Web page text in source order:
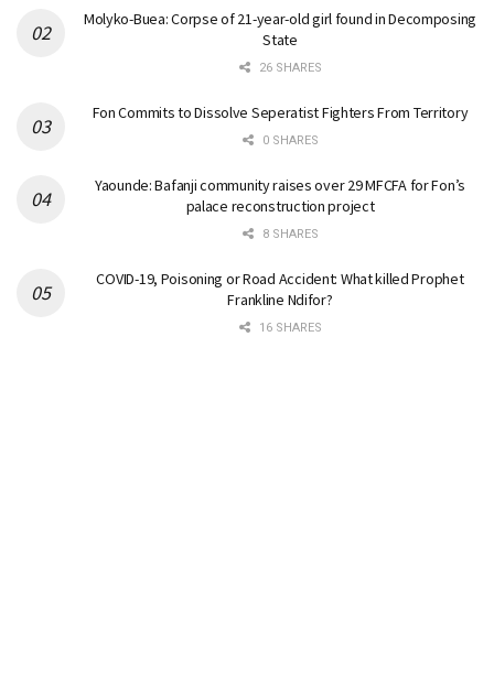
Molyko-Buea: Corpse of 21-year-old girl found in Decomposing
State
26 SHARES
Fon Commits to Dissolve Seperatist Fighters From Territory
0 SHARES
Yaounde: Bafanji community raises over 29 MFCFA for Fon’s
palace reconstruction project
8 SHARES
COVID-19, Poisoning or Road Accident: What killed Prophet
Frankline Ndifor?
16 SHARES